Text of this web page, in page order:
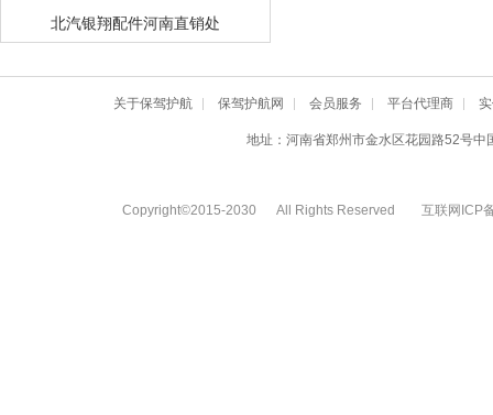
北汽银翔配件河南直销处